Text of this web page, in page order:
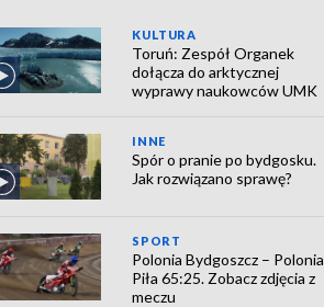
KULTURA
Toruń: Zespół Organek
dołącza do arktycznej
wyprawy naukowców UMK
INNE
Spór o pranie po bydgosku.
Jak rozwiązano sprawę?
SPORT
Polonia Bydgoszcz – Polonia
Piła 65:25. Zobacz zdjęcia z
meczu